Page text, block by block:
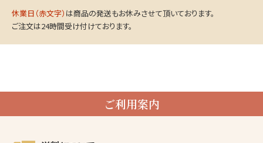
休業日（赤文字） は商品の発送もお休みさせて頂いております。
ご注文は24時間受け付けております。
ご利用案内